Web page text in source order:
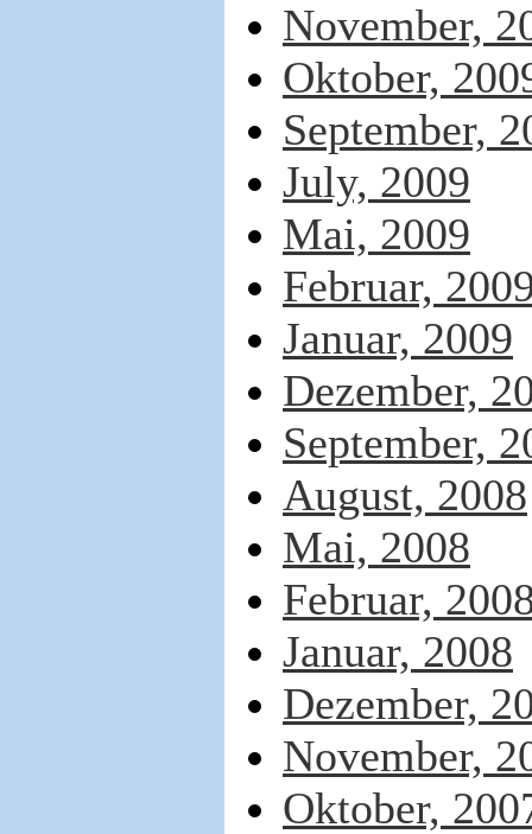
November,
Oktober,
September,
July, 2009
Mai, 2009
Februar,
Januar, 2009
Dezember,
September,
August, 2008
Mai, 2008
Februar,
Januar, 2008
Dezember,
November,
Oktober,